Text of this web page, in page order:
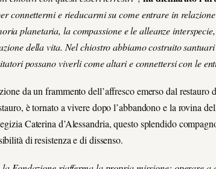
connettermi e rieducarmi su come entrare in
planetaria, la compassione e le alleanze
della vita. Nel chiostro abbiamo costruito
possano viverli come altari e connettersi con le
da un frammento dell’affresco emerso dal
è tornato a vivere dopo l’abbandono e la rovina
Caterina d’Alessandria, questo splendido
di resistenza e di dissenso.